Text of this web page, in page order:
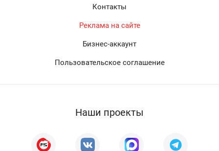
Контакты
Реклама на сайте
Бизнес-аккаунт
Пользовательское соглашение
Наши проекты